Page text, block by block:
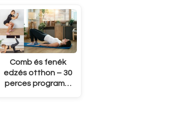
Comb és fenék
edzés otthon – 30
perces program…